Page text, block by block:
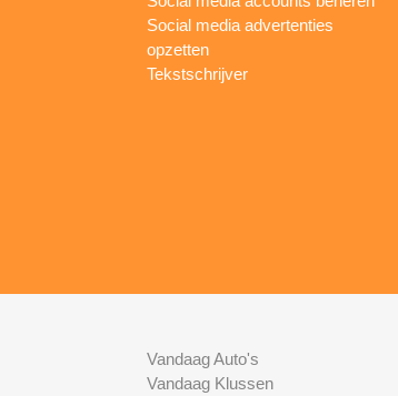
Social media advertenties
opzetten
Tekstschrijver
Vandaag Auto's
Vandaag Klussen